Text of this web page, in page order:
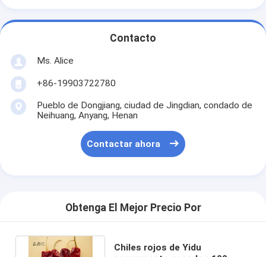
Contacto
Ms. Alice
+86-19903722780
Pueblo de Dongjiang, ciudad de Jingdian, condado de
Neihuang, Anyang, Henan
Contactar ahora
Obtenga El Mejor Precio Por
Chiles rojos de Yidu